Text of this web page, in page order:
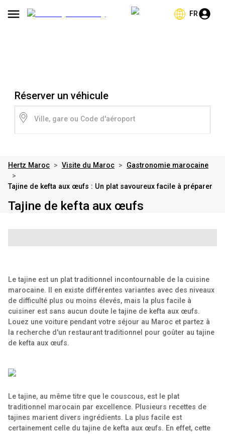
FR
Réserver un véhicule
Ville, gare ou Code d'aéroport
Hertz Maroc > Visite du Maroc >
Gastronomie marocaine
>
Tajine de kefta aux œufs : Un plat savoureux facile à préparer
Tajine de kefta aux œufs
Le tajine est un plat traditionnel incontournable de la cuisine
marocaine. Il en existe différentes variantes avec des niveaux
de difficulté plus ou moins élevés, mais la plus facile à
cuisiner est sans aucun doute le tajine de kefta aux œufs.
Louez une voiture pendant votre séjour au Maroc et partez à
la recherche d'un restaurant traditionnel pour goûter au tajine
de kefta aux œufs.
Le tajine, au même titre que le couscous, est le plat
traditionnel marocain par excellence. Plusieurs recettes de
tajines marient divers ingrédients. La plus facile est
certainement celle du tajine de kefta aux œufs. En effet, cette